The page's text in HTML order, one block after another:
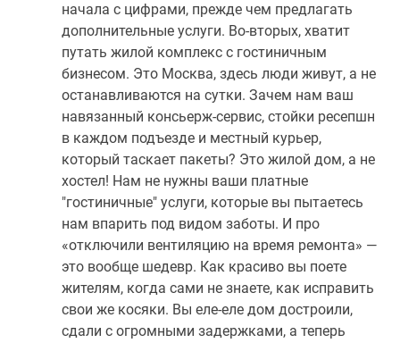
начала с цифрами, прежде чем предлагать
дополнительные услуги. Во-вторых, хватит
путать жилой комплекс с гостиничным
бизнесом. Это Москва, здесь люди живут, а не
останавливаются на сутки. Зачем нам ваш
навязанный консьерж-сервис, стойки ресепшн
в каждом подъезде и местный курьер,
который таскает пакеты? Это жилой дом, а не
хостел! Нам не нужны ваши платные
"гостиничные" услуги, которые вы пытаетесь
нам впарить под видом заботы. И про
«отключили вентиляцию на время ремонта» —
это вообще шедевр. Как красиво вы поете
жителям, когда сами не знаете, как исправить
свои же косяки. Вы еле-еле дом достроили,
сдали с огромными задержками, а теперь